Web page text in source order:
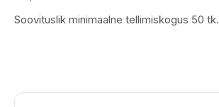
Soovituslik minimaalne tellimiskogus 50 tk.